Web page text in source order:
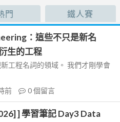
門 鐵人賽
：這些不只是新名
生的工程
工程名詞的領域。 我們才剛學會
前 0個留言
] 學習筆記 Day3 Data